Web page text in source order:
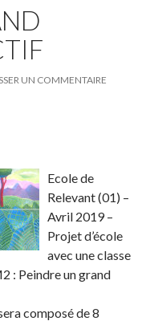
UN COMMENTAIRE
Ecole de
Relevant (01) –
Avril 2019 –
Projet d’école
avec une classe
: Peindre un grand
composé de 8